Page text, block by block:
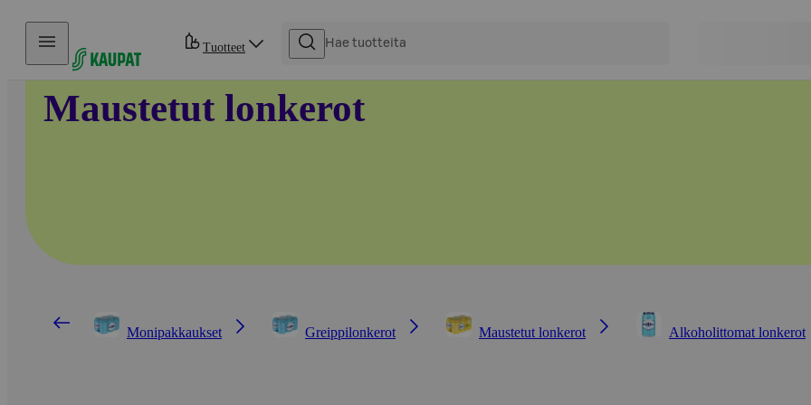
Hyppää sisältöön
Tuotteet
Maustetut lonkerot
Monipakkaukset Greippilonkerot Maustetut lonkerot Alkoholittomat lonkerot